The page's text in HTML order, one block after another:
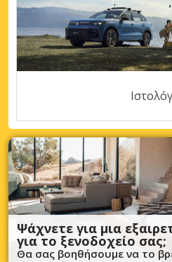
Ψάχνετε για μια
για το ξενοδοχείο σας;
Θα σας βοηθήσουμε να το